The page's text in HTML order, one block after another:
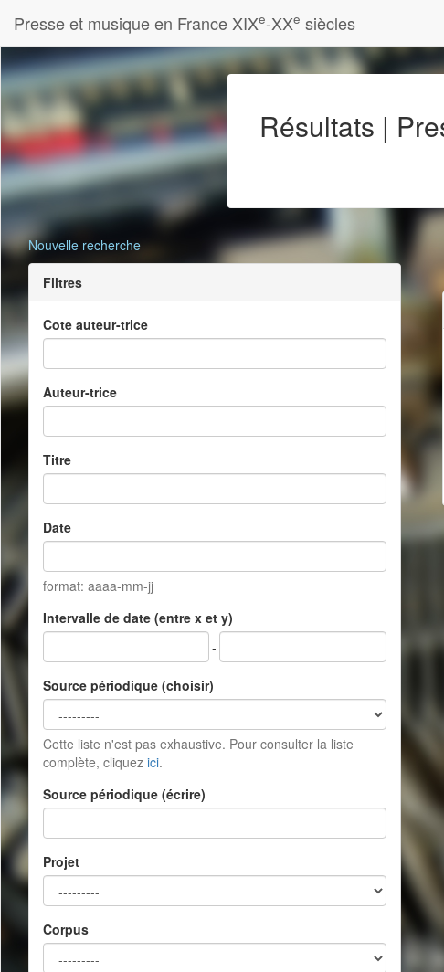
Presse et musique en France XIXe-XXe siècles
Résultats |
Nouvelle recherche
Filtres
Cote auteur-trice
Auteur-trice
Titre
Date
format: aaaa-mm-jj
Intervalle de date (entre x et y)
-
Source périodique (choisir)
Cette liste n'est pas exhaustive. Pour consulter la liste
complète, cliquez ici.
Source périodique (écrire)
Projet
Corpus